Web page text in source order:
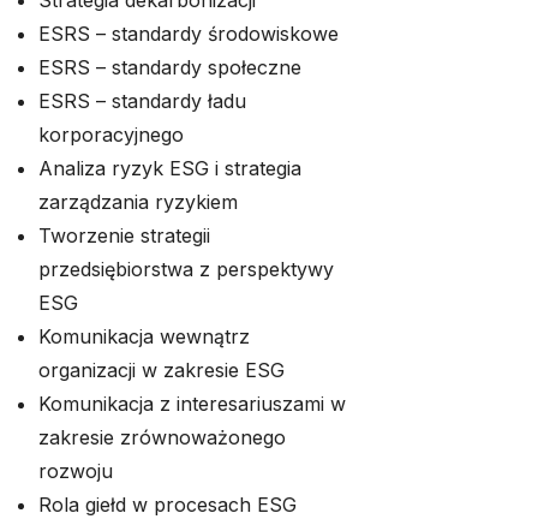
ESRS – standardy środowiskowe
ESRS – standardy społeczne
ESRS – standardy ładu
korporacyjnego
Analiza ryzyk ESG i strategia
zarządzania ryzykiem
Tworzenie strategii
przedsiębiorstwa z perspektywy
ESG
Komunikacja wewnątrz
organizacji w zakresie ESG
Komunikacja z interesariuszami w
zakresie zrównoważonego
rozwoju
Rola giełd w procesach ESG